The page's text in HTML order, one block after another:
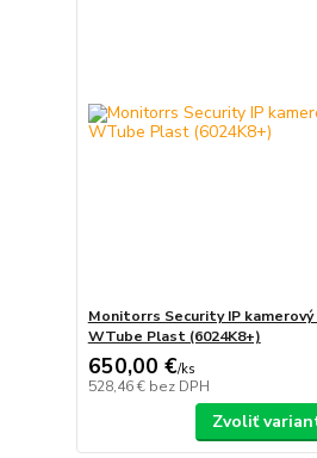
Monitorrs Security IP
WTube Plast (6024K8+)
650,00 €/ks
528,46 € bez DPH
Zvoliť